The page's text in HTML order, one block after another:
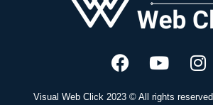
Visual Web Click 2023 © All rights reserved